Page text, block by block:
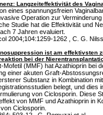
Langzeiteffektivität des
eines spannungsfreien
Operation zur
Studie hat die Effektivität und
7 Jahren evaluiert.
2004;104:1259-1262 , C. G.
ist am effektivsten
bei der
Mofetil (MMF) hat Azathioprin bei
einer akuten Graft-
Substanz in Kombination
belegt, und dies
von Ciclosporin. Diese
von MMF und Azathioprin in
Ciclosporin.